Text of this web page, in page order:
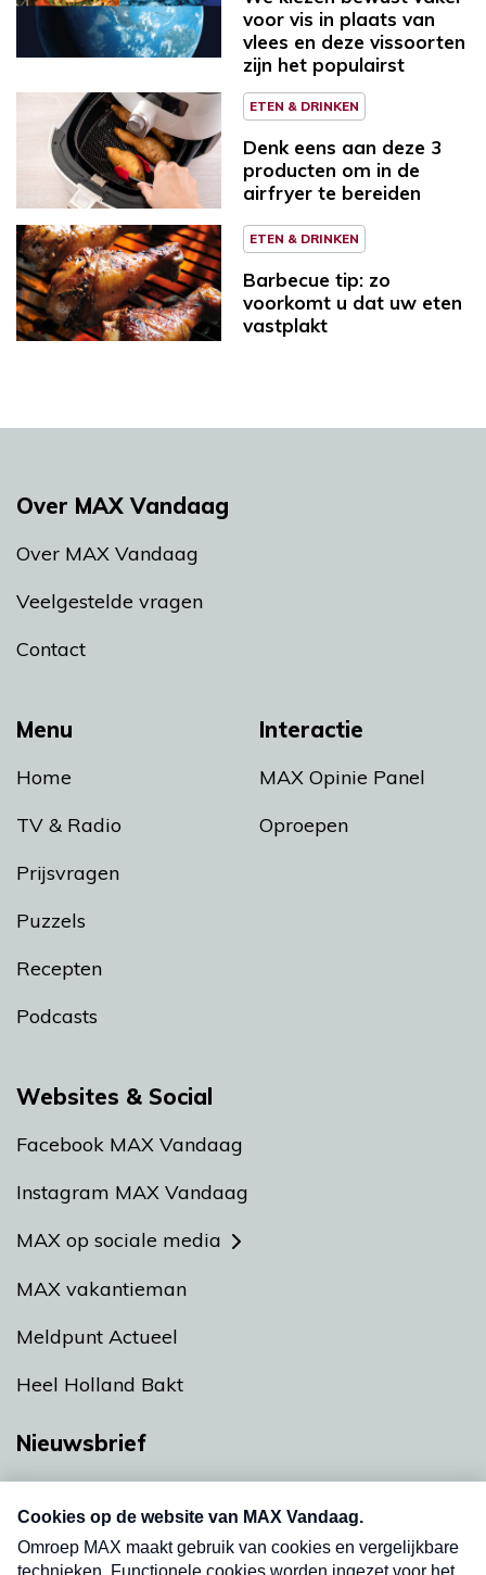
voor vis in plaats van
vlees en deze vissoorten
zijn het populairst
ETEN & DRINKEN
Denk eens aan deze 3
producten om in de
airfryer te bereiden
ETEN & DRINKEN
Barbecue tip: zo
voorkomt u dat uw eten
vastplakt
Menu
Home
TV & Radio
Prijsvragen
Puzzels
Recepten
Podcasts
Interactie
MAX Opinie Panel
Oproepen
Over MAX Vandaag
Over MAX Vandaag
Veelgestelde vragen
Contact
Websites & Social
Facebook MAX Vandaag
Instagram MAX Vandaag
MAX op sociale media
MAX vakantieman
Meldpunt Actueel
Heel Holland Bakt
Nieuwsbrief
nieuwsbrief. Elke vrijdag- en dinsdagochtend in
uw mailbox.